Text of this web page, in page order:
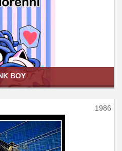
BOY
1986